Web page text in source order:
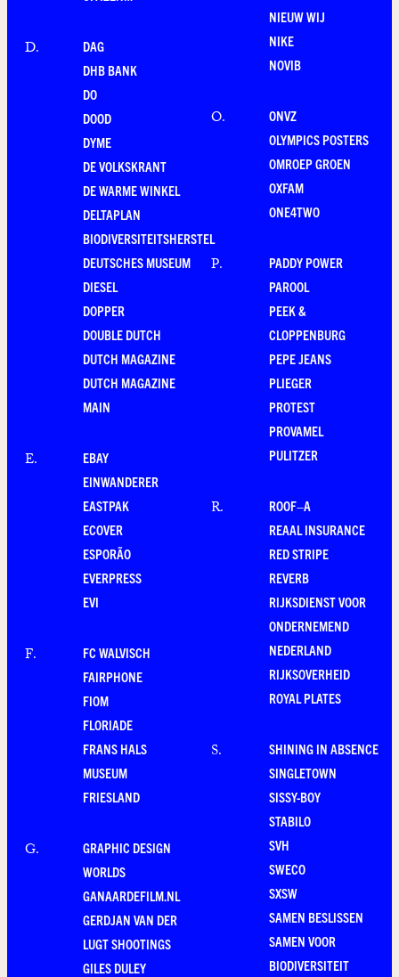
D.
DAG
DHB BANK
DO
DOOD
DYME
DE VOLKSKRANT
DE WARME WINKEL
DELTAPLAN
BIODIVERSITEITSHERSTEL
DEUTSCHES MUSEUM
DIESEL
DOPPER
DOUBLE DUTCH
DUTCH MAGAZINE
DUTCH MAGAZINE
MAIN
E.
EBAY
EINWANDERER
EASTPAK
ECOVER
ESPORÃO
EVERPRESS
EVI
F.
FC WALVISCH
FAIRPHONE
FIOM
FLORIADE
FRANS HALS
MUSEUM
FRIESLAND
G.
GRAPHIC DESIGN
WORLDS
GANAARDEFILM.NL
GERDJAN VAN DER
LUGT SHOOTINGS
GILES DULEY
NIEUW WIJ
NIKE
NOVIB
O.
ONVZ
OLYMPICS POSTERS
OMROEP GROEN
OXFAM
ONE4TWO
P.
PADDY POWER
PAROOL
PEEK &
CLOPPENBURG
PEPE JEANS
PLIEGER
PROTEST
PROVAMEL
PULITZER
R.
ROOF–A
REAAL INSURANCE
RED STRIPE
REVERB
RIJKSDIENST VOOR
ONDERNEMEND
NEDERLAND
RIJKSOVERHEID
ROYAL PLATES
S.
SHINING IN ABSENCE
SINGLETOWN
SISSY-BOY
STABILO
SVH
SWECO
SXSW
SAMEN BESLISSEN
SAMEN VOOR
BIODIVERSITEIT